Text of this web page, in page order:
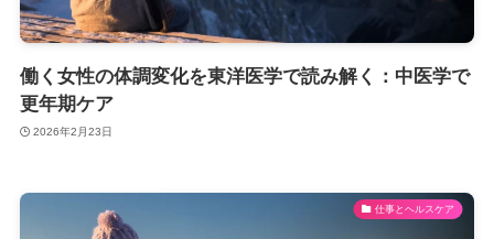
働く女性の体調変化を東洋医学で読み解く：中医学で
更年期ケア
2026年2月23日
仕事とヘルスケア